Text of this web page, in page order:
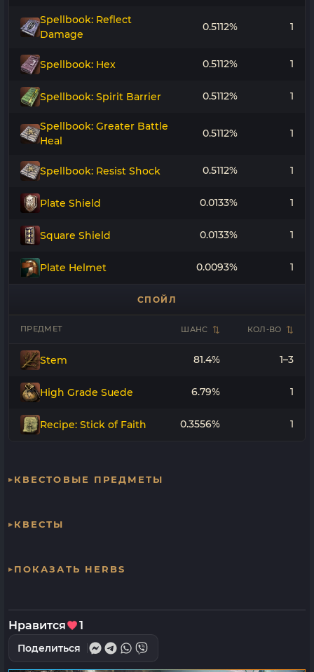
Spellbook: Reflect
Damage
0.5112% 1
Spellbook: Hex 0.5112% 1
Spellbook: Spirit Barrier 0.5112% 1
Spellbook: Greater Battle
Heal
0.5112% 1
Spellbook: Resist Shock 0.5112% 1
Plate Shield 0.0133% 1
Square Shield 0.0133% 1
Plate Helmet 0.0093% 1
СПОЙЛ
ПРЕДМЕТ ШАНС КОЛ-ВО
Stem 81.4% 1–3
High Grade Suede 6.79% 1
Recipe: Stick of Faith 0.3556% 1
КВЕСТОВЫЕ ПРЕДМЕТЫ
КВЕСТЫ
ПОКАЗАТЬ HERBS
Нравится 1
Поделиться